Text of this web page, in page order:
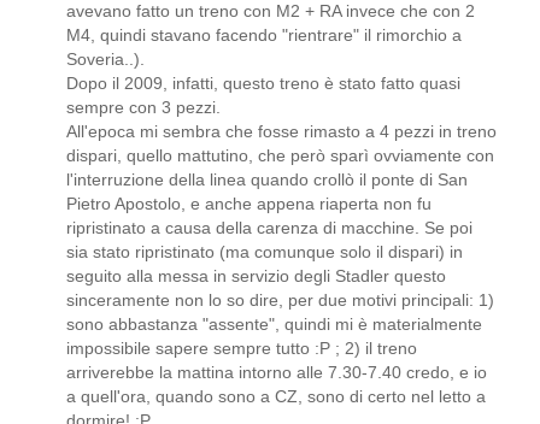
avevano fatto un treno con M2 + RA invece che con 2
M4, quindi stavano facendo "rientrare" il rimorchio a
Soveria..).
Dopo il 2009, infatti, questo treno è stato fatto quasi
sempre con 3 pezzi.
All'epoca mi sembra che fosse rimasto a 4 pezzi in treno
dispari, quello mattutino, che però sparì ovviamente con
l'interruzione della linea quando crollò il ponte di San
Pietro Apostolo, e anche appena riaperta non fu
ripristinato a causa della carenza di macchine. Se poi
sia stato ripristinato (ma comunque solo il dispari) in
seguito alla messa in servizio degli Stadler questo
sinceramente non lo so dire, per due motivi principali: 1)
sono abbastanza "assente", quindi mi è materialmente
impossibile sapere sempre tutto :P ; 2) il treno
arriverebbe la mattina intorno alle 7.30-7.40 credo, e io
a quell'ora, quando sono a CZ, sono di certo nel letto a